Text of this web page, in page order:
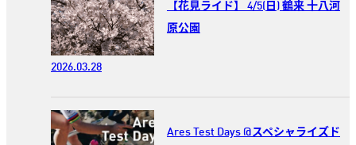
【花見ライド】 4/5(日) 鶴来 十八河
原公園
2026.03.28
Ares Test Days @スペシャライズド